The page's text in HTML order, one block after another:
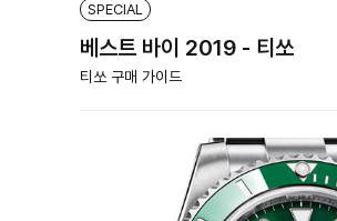
SPECIAL
베스트 바이 2019 - 티쏘
티쏘 구매 가이드